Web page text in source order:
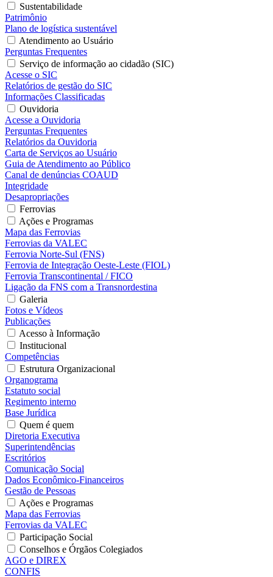
Sustentabilidade
Patrimônio
Plano de logística sustentável
Atendimento ao Usuário
Perguntas Frequentes
Serviço de informação ao cidadão (SIC)
Acesse o SIC
Relatórios de gestão do SIC
Informações Classificadas
Ouvidoria
Acesse a Ouvidoria
Perguntas Frequentes
Relatórios da Ouvidoria
Carta de Serviços ao Usuário
Guia de Atendimento ao Público
Canal de denúncias COAUD
Integridade
Desapropriações
Ferrovias
Ações e Programas
Mapa das Ferrovias
Ferrovias da VALEC
Ferrovia Norte-Sul (FNS)
Ferrovia de Integração Oeste-Leste (FIOL)
Ferrovia Transcontinental / FICO
Ligação da FNS com a Transnordestina
Galeria
Fotos e Vídeos
Publicações
Acesso à Informação
Institucional
Competências
Estrutura Organizacional
Organograma
Estatuto social
Regimento interno
Base Jurídica
Quem é quem
Diretoria Executiva
Superintendências
Escritórios
Comunicação Social
Dados Econômico-Financeiros
Gestão de Pessoas
Ações e Programas
Mapa das Ferrovias
Ferrovias da VALEC
Participação Social
Conselhos e Órgãos Colegiados
AGO e DIREX
CONFIS